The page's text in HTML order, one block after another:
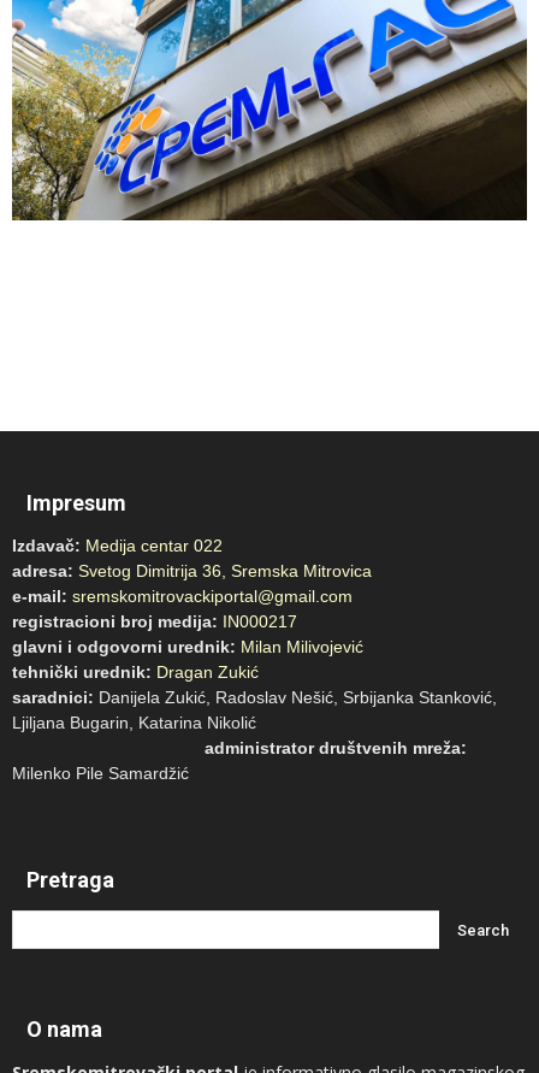
Impresum
Izdavač: Medija centar 022
adresa: Svetog Dimitrija 36, Sremska Mitrovica
e-mail: sremskomitrovackiportal@gmail.com
registracioni broj medija: IN000217
glavni i odgovorni urednik: Milan Milivojević
tehnički urednik: Dragan Zukić
saradnici: Danijela Zukić, Radoslav Nešić, Srbijanka Stanković,
Ljiljana Bugarin, Katarina Nikolić
administrator društvenih mreža:
Milenko Pile Samardžić
Pretraga
O nama